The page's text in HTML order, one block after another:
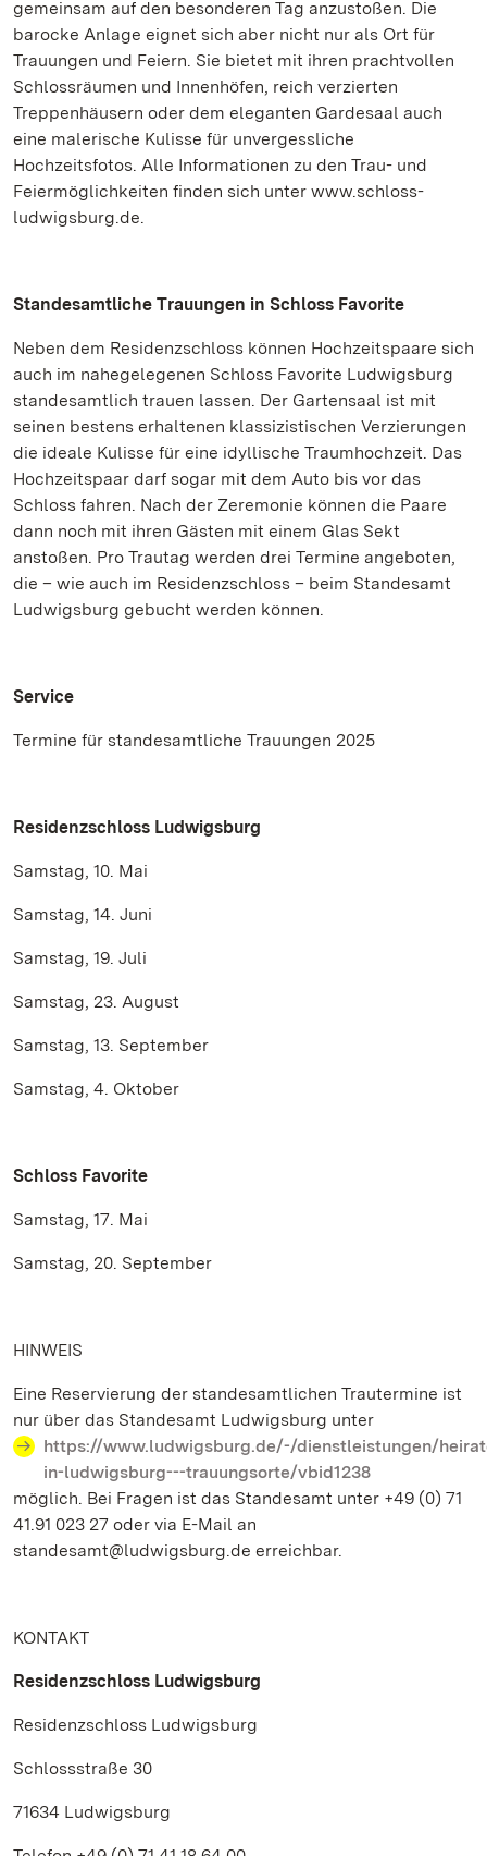
gemeinsam auf den besonderen Tag anzustoßen. Die
barocke Anlage eignet sich aber nicht nur als Ort für
Trauungen und Feiern. Sie bietet mit ihren prachtvollen
Schlossräumen und Innenhöfen, reich verzierten
Treppenhäusern oder dem eleganten Gardesaal auch
eine malerische Kulisse für unvergessliche
Hochzeitsfotos. Alle Informationen zu den Trau- und
Feiermöglichkeiten finden sich unter www.schloss-
ludwigsburg.de.
Standesamtliche Trauungen in Schloss Favorite
Neben dem Residenzschloss können Hochzeitspaare sich
auch im nahegelegenen Schloss Favorite Ludwigsburg
standesamtlich trauen lassen. Der Gartensaal ist mit
seinen bestens erhaltenen klassizistischen Verzierungen
die ideale Kulisse für eine idyllische Traumhochzeit. Das
Hochzeitspaar darf sogar mit dem Auto bis vor das
Schloss fahren. Nach der Zeremonie können die Paare
dann noch mit ihren Gästen mit einem Glas Sekt
anstoßen. Pro Trautag werden drei Termine angeboten,
die – wie auch im Residenzschloss – beim Standesamt
Ludwigsburg gebucht werden können.
Service
Termine für standesamtliche Trauungen 2025
Residenzschloss Ludwigsburg
Samstag, 10. Mai
Samstag, 14. Juni
Samstag, 19. Juli
Samstag, 23. August
Samstag, 13. September
Samstag, 4. Oktober
Schloss Favorite
Samstag, 17. Mai
Samstag, 20. September
HINWEIS
Eine Reservierung der standesamtlichen Trautermine ist
nur über das Standesamt Ludwigsburg unter
https://www.ludwigsburg.de/-/dienstleistungen/
in-ludwigsburg---trauungsorte/vbid1238
möglich. Bei Fragen ist das Standesamt unter +49 (0) 71
41.91 023 27 oder via E-Mail an
standesamt@ludwigsburg.de erreichbar.
KONTAKT
Residenzschloss Ludwigsburg
Residenzschloss Ludwigsburg
Schlossstraße 30
71634 Ludwigsburg